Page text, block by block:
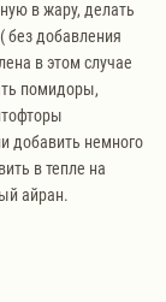
в жару, делать
без добавления
в этом случае
помидоры,
добавить немного
в тепле на
айран.